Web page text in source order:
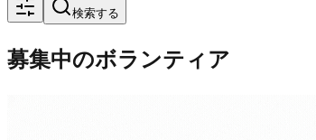
検索する
募集中のボランティア